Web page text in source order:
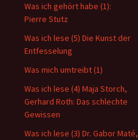
Was ich gehört habe (1):
Pierre Stutz
Was ich lese (5) Die Kunst der
Entfesselung
Was mich umtreibt (1)
Was ich lese (4) Maja Storch,
Gerhard Roth: Das schlechte
Gewissen
Was ich lese (3) Dr. Gabor Maté,